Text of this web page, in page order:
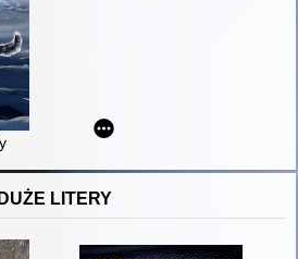
DUŻE LITERY